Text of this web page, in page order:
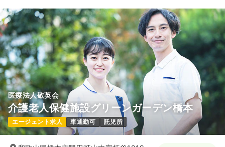
医療法人敬英会
介護老人保健施設グリーンガーデン橋本
エージェント求人 車通勤可 託児所